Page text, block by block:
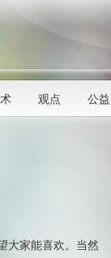
观点 公益
大家能喜欢。当然